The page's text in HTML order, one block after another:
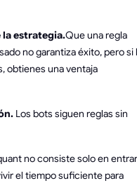
la estrategia.Que una regla
no garantiza éxito, pero si
obtienes una ventaja
Los bots siguen reglas sin
no consiste solo en
el tiempo suficiente para